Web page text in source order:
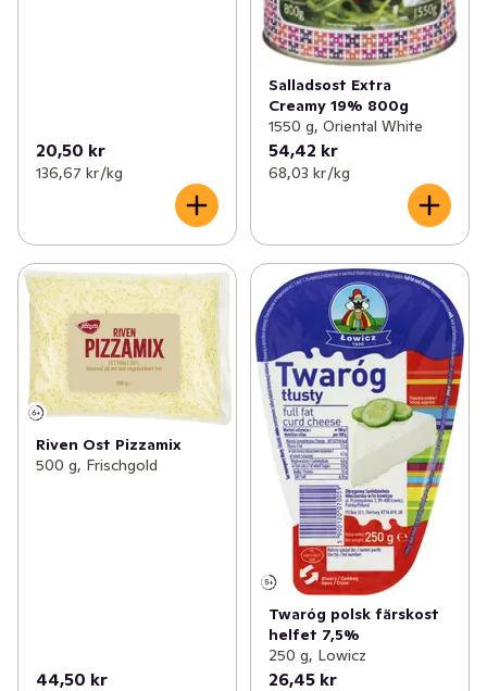
20,50 kr
136,67 kr /kg
Salladsost Extra
Creamy 19% 800g
1550 g, Oriental White
54,42 kr
68,03 kr /kg
Riven Ost Pizzamix
500 g, Frischgold
44,50 kr
Twaróg polsk färskost
helfet 7,5%
250 g, Lowicz
26,45 kr